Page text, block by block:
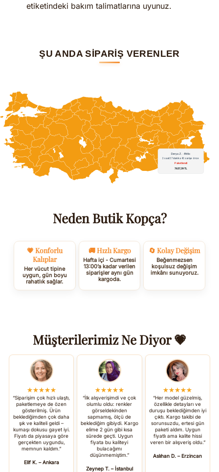
etiketindeki bakım talimatlarına uyunuz.
ŞU ANDA SİPARİŞ VERENLER
Neden Butik Kopça?
💗 Konforlu
Kalıplar
Her vücut tipine
uygun, gün boyu
rahatlık sağlar.
🚚 Hızlı Kargo
Hafta içi - Cumartesi
13:00’a kadar verilen
siparişler aynı gün
kargoda.
🔄 Kolay Değişim
Beğenmezsen
koşulsuz değişim
imkânı sunuyoruz.
Müşterilerimiz Ne Diyor 💗
★★★★★
“Siparişim çok hızlı ulaştı,
paketlemeye de özen
gösterilmiş. Ürün
beklediğimden çok daha
şık ve kaliteli geldi –
kumaşı dokusu gayet iyi.
Fiyatı da piyasaya göre
gerçekten uygundu,
memnun kaldım.”
Elif K. – Ankara
★★★★★
“İlk alışverişimdi ve çok
olumlu oldu: renkler
görseldekinden
sapmamış, ölçü de
beklediğim gibiydi. Kargo
elime 2 gün gibi kısa
sürede geçti. Uygun
fiyata bu kaliteyi
bulacağımı
düşünmemiştim.”
Zeynep T. – İstanbul
★★★★★
“Her model güzelmiş,
özellikle detayları ve
duruşu beklediğimden iyi
çıktı. Kargo takibi de
sorunsuzdu, ertesi gün
paketi aldım. Uygun
fiyatlı ama kalite hissi
veren bir alışveriş oldu.”
Aslıhan D. – Erzincan